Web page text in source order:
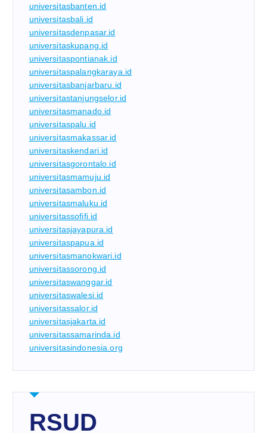
universitasbanten.id
universitasbali.id
universitasdenpasar.id
universitaskupang.id
universitaspontianak.id
universitaspalangkaraya.id
universitasbanjarbaru.id
universitastanjungselor.id
universitasmanado.id
universitaspalu.id
universitasmakassar.id
universitaskendari.id
universitasgorontalo.id
universitasmamuju.id
universitasambon.id
universitasmaluku.id
universitassofifi.id
universitasjayapura.id
universitaspapua.id
universitasmanokwari.id
universitassorong.id
universitaswanggar.id
universitaswalesi.id
universitassalor.id
universitasjakarta.id
universitassamarinda.id
universitasindonesia.org
RSUD